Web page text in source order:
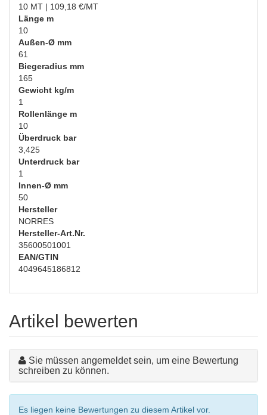
10 MT | 109,18 €/MT
Länge m
10
Außen-Ø mm
61
Biegeradius mm
165
Gewicht kg/m
1
Rollenlänge m
10
Überdruck bar
3,425
Unterdruck bar
1
Innen-Ø mm
50
Hersteller
NORRES
Hersteller-Art.Nr.
35600501001
EAN/GTIN
4049645186812
Artikel bewerten
Sie müssen angemeldet sein, um eine Bewertung
schreiben zu können.
Es liegen keine Bewertungen zu diesem Artikel vor.